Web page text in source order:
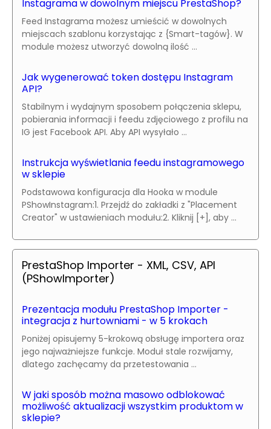
Instagrama w dowolnym miejscu PrestaShop?
Feed Instagrama możesz umieścić w dowolnych
miejscach szablonu korzystając z {Smart-tagów}. W
module możesz utworzyć dowolną ilość ...
Jak wygenerować token dostępu Instagram
API?
Stabilnym i wydajnym sposobem połączenia sklepu,
pobierania informacji i feedu zdjęciowego z profilu na
IG jest Facebook API. Aby API wysyłało ...
Instrukcja wyświetlania feedu instagramowego
w sklepie
Podstawowa konfiguracja dla Hooka w module
PShowInstagram:1. Przejdź do zakładki z "Placement
Creator" w ustawieniach modułu:2. Kliknij [+], aby ...
PrestaShop Importer - XML, CSV, API
(PShowImporter)
Prezentacja modułu PrestaShop Importer -
integracja z hurtowniami - w 5 krokach
Poniżej opisujemy 5-krokową obsługę importera oraz
jego najważniejsze funkcje. Moduł stale rozwijamy,
dlatego zachęcamy da przetestowania ...
W jaki sposób można masowo odblokować
możliwość aktualizacji wszystkim produktom w
sklepie?